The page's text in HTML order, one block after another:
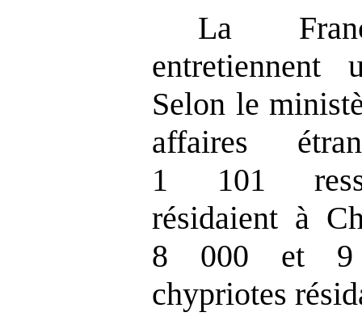
La
entretiennent
Selon le
affaires
1 101
résidaient à
8 000 et 9
chypriotes